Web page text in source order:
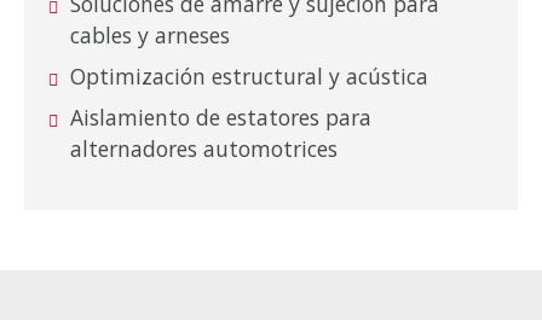
cables y arneses
Optimización estructural y acústica
Aislamiento de estatores para
alternadores automotrices